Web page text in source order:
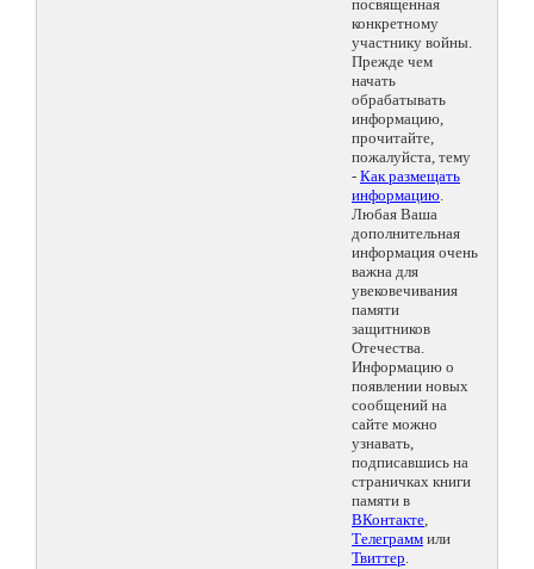
посвященная
конкретному
участнику войны.
Прежде чем
начать
обрабатывать
информацию,
прочитайте,
пожалуйста, тему
- Как размещать
информацию.
Любая Ваша
дополнительная
информация очень
важна для
увековечивания
памяти
защитников
Отечества.
Информацию о
появлении новых
сообщений на
сайте можно
узнавать,
подписавшись на
страничках книги
памяти в
ВКонтакте,
Телеграмм или
Твиттер.